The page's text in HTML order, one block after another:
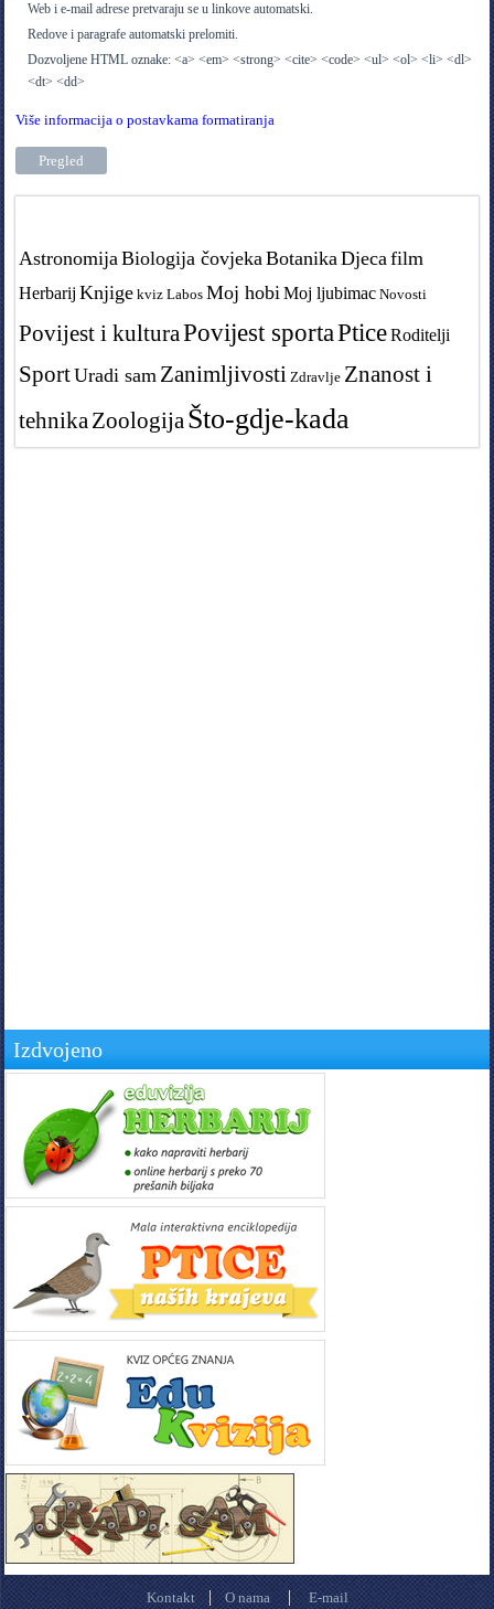
Web i e-mail adrese pretvaraju se u linkove automatski.
Redove i paragrafe automatski prelomiti.
Dozvoljene HTML oznake: <a> <em> <strong> <cite> <code> <ul> <ol> <li> <dl>
<dt> <dd>
Više informacija o postavkama formatiranja
Astronomija Biologija čovjeka Botanika Djeca film
Herbarij Knjige kviz Labos Moj hobi Moj ljubimac Novosti
Povijest i kulturaPovijest sportaPtice Roditelji
SportUradi sam Zanimljivosti Zdravlje Znanost i
tehnika Zoologija Što-gdje-kada
Izdvojeno
Kontakt|O nama|E-mail